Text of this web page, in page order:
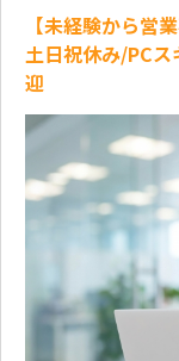
【未経験から営
土日祝休み/PC
迎